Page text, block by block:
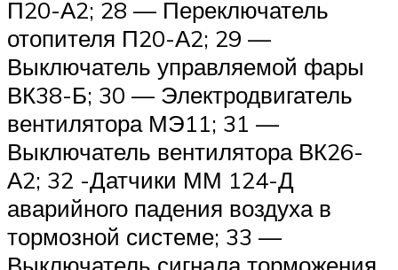
П20-А2; 28 — Переключатель
отопителя П20-А2; 29 —
Выключатель управляемой фары
ВК38-Б; 30 — Электродвигатель
вентилятора МЭ11; 31 —
Выключатель вентилятора ВК26-
А2; 32 -Датчики ММ 124-Д
аварийного падения воздуха в
тормозной системе; 33 —